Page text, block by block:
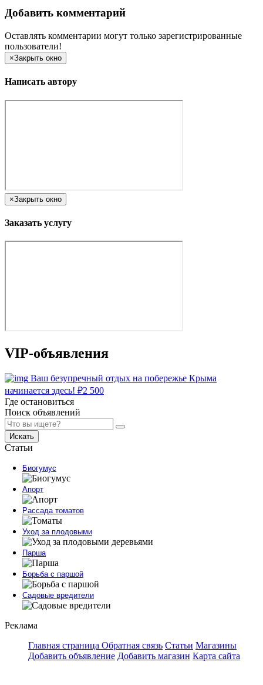
Добавить комментарий
Оставлять комментарии могут только зарегистрированные
пользователи!
×Закрыть окно
Написать автору
×Закрыть окно
Заказать услугу
VIP-объявления
Ваш безупречный отдых на побережье Крыма
начинается здесь! ₽2 500
Где остановиться
Поиск объявлений
Искать
Статьи
Биогумус
Апорт
Рассада томатов
Уход за плодовыми
Парша
Борьба с паршой
Садовые вредители
Реклама
Главная страница Обратная связь Статьи Магазины
Добавить объявление Добавить магазин Карта сайта